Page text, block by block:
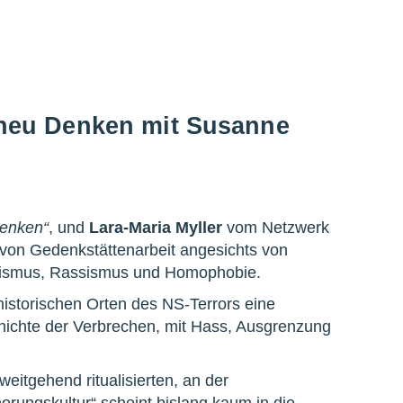
Denken mit Susanne
, und Lara-Maria Myllervom Netzwerk
Gedenkstättenarbeit angesichts von
Rassismus und Homophobie.
Orten des NS-Terrors eine
der Verbrechen, mit Hass, Ausgrenzung
ritualisierten, an der